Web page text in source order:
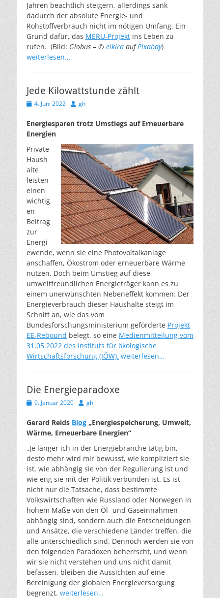
Jahren beachtlich steigern, allerdings sank
dadurch der absolute Energie- und
Rohstoffverbrauch nicht im nötigen Umfang. Ein
Grund dafür, das MERU-Projekt ins Leben zu
rufen. (Bild: Globus – © eikira aufPixabay)
weiterlesen…
Jede Kilowattstunde zählt
Veröffentlicht
4. Juni 2022 Autor
gh
Energiesparen trotz Umstiegs auf Erneuerbare
Energien
Private
Haush
alte
leisten
einen
wichtig
en
Beitrag
zur
Energi
ewende, wenn sie eine Photovoltaikanlage
anschaffen, Ökostrom oder erneuerbare Wärme
nutzen. Doch beim Umstieg auf diese
umweltfreundlichen Energieträger kann es zu
einem unerwünschten Nebeneffekt kommen: Der
Energieverbrauch dieser Haushalte steigt im
Schnitt an, wie das vom
Bundesforschungsministerium geförderte Projekt
EE-Rebound belegt, so eine Medienmitteilung vom
31.05.2022 des Instituts für ökologische
Wirtschaftsforschung (IÖW). weiterlesen…
Die Energieparadoxe
Veröffentlicht
9. Januar 2020 Autor
gh
Gerard Reids Blog „Energiespeicherung, Umwelt,
Wärme, Erneuerbare Energien“
„Je länger ich in der Energiebranche tätig bin,
desto mehr wird mir bewusst, wie kompliziert sie
ist, wie abhängig sie von der Regulierung ist und
wie eng sie mit der Politik verbunden ist. Es ist
nicht nur die Tatsache, dass bestimmte
Volkswirtschaften wie Russland oder Norwegen in
hohem Maße von den Öl- und Gaseinnahmen
abhängig sind, sondern auch die Entscheidungen
und Ansätze, die verschiedene Länder treffen, die
alle unterschiedlich sind. Dennoch werden sie von
den folgenden Paradoxen beherrscht, und wenn
wir sie nicht verstehen und uns nicht damit
befassen, bleiben die Aussichten auf eine
Bereinigung der globalen Energieversorgung
begrenzt. weiterlesen…